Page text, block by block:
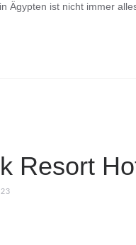
Ägypten ist nicht immer
Resort